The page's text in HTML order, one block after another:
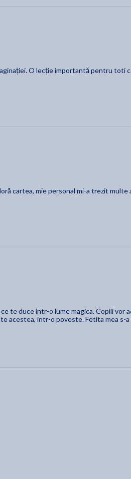
O lecție importantă pentru toti
cartea, mie personal mi-a trezit
te duce intr-o lume magica. Copiii vor
acestea, intr-o poveste. Fetita mea s-